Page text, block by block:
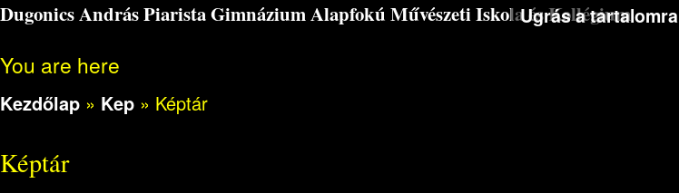
Ugrás a tartalomra
Dugonics András Piarista Gimnázium Alapfokú Művészeti Iskola és Kollégium
You are here
Kezdőlap » Kep » Képtár
Képtár